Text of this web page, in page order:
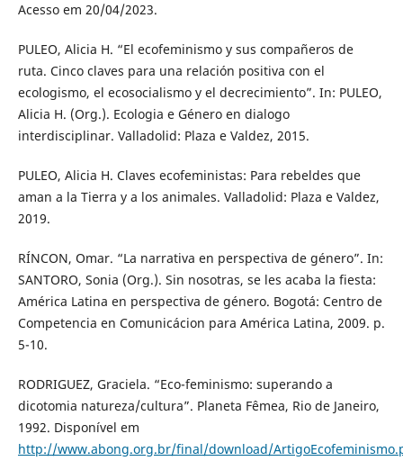
Acesso em 20/04/2023.
PULEO, Alicia H. “El ecofeminismo y sus compañeros de
ruta. Cinco claves para una relación positiva con el
ecologismo, el ecosocialismo y el decrecimiento”. In: PULEO,
Alicia H. (Org.). Ecologia e Género en dialogo
interdisciplinar. Valladolid: Plaza e Valdez, 2015.
PULEO, Alicia H. Claves ecofeministas: Para rebeldes que
aman a la Tierra y a los animales. Valladolid: Plaza e Valdez,
2019.
RÍNCON, Omar. “La narrativa en perspectiva de género”. In:
SANTORO, Sonia (Org.). Sin nosotras, se les acaba la fiesta:
América Latina en perspectiva de género. Bogotá: Centro de
Competencia en Comunicácion para América Latina, 2009. p.
5-10.
RODRIGUEZ, Graciela. “Eco-feminismo: superando a
dicotomia natureza/cultura”. Planeta Fêmea, Rio de Janeiro,
1992. Disponível em
http://www.abong.org.br/final/download/